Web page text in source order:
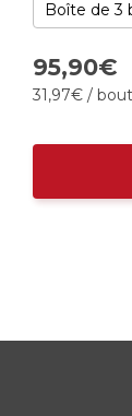
95,90€
31,97€ /